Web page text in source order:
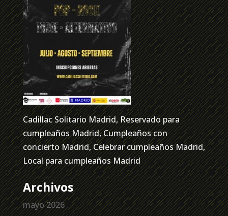
Cadillac Solitario Madrid, Reservado para
cumpleaños Madrid, Cumpleaños con
concierto Madrid, Celebrar cumpleaños Madrid,
Local para cumpleaños Madrid
Archivos
mayo 2026